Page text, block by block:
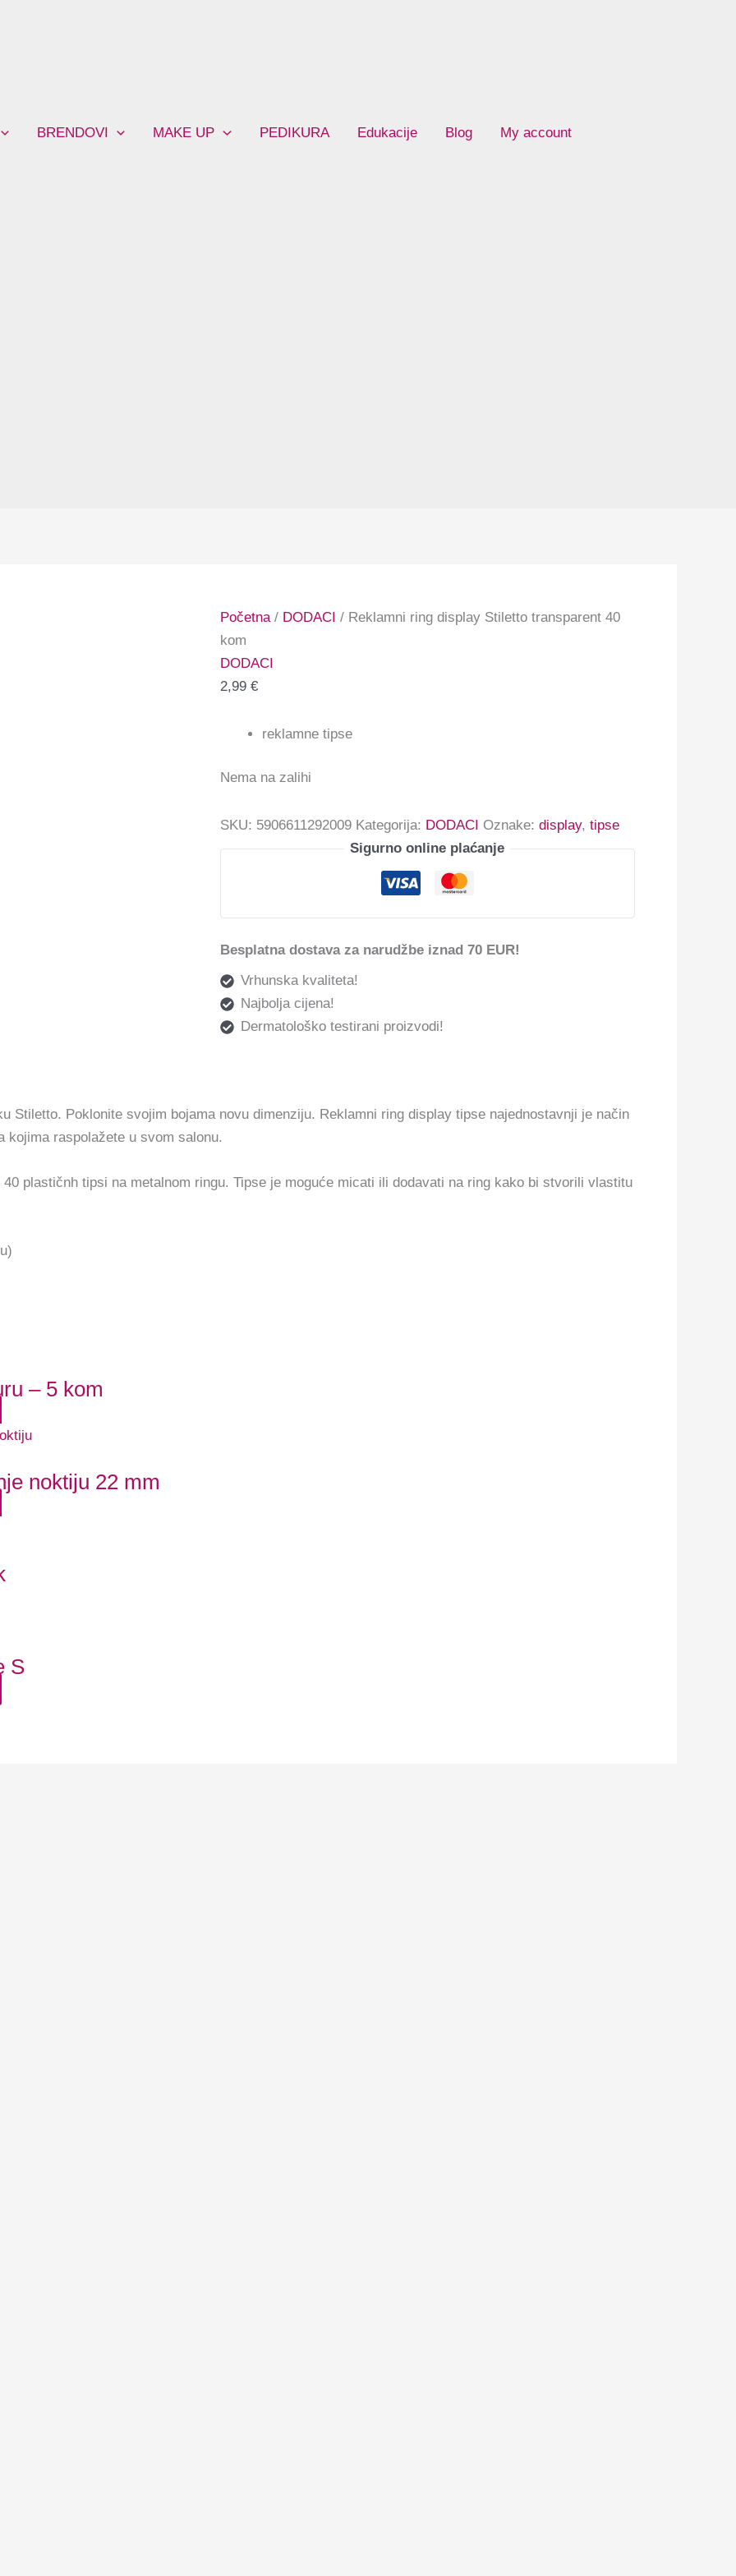
BRENDOVI MAKE UP PEDIKURA Edukacije Blog My account
Početna/ DODACI / Reklamni ring display Stiletto transparent 40
kom
DODACI
2,99 €
reklamne tipse
Nema na zalihi
SKU: 5906611292009 Kategorija: DODACI Oznake: display, tipse
Sigurno online plaćanje
Besplatna dostava za narudžbe iznad 70 EUR!
Vrhunska kvaliteta!
Najbolja cijena!
Dermatološko testirani proizvodi!
Stiletto. Poklonite svojim bojama novu dimenziju. Reklamni ring display tipse najednostavnji je način
kojima raspolažete u svom salonu.
plastičnh tipsi na metalnom ringu. Tipse je moguće micati ili dodavati na ring kako bi stvorili vlastitu
– 5 kom
noktiju 22 mm
S